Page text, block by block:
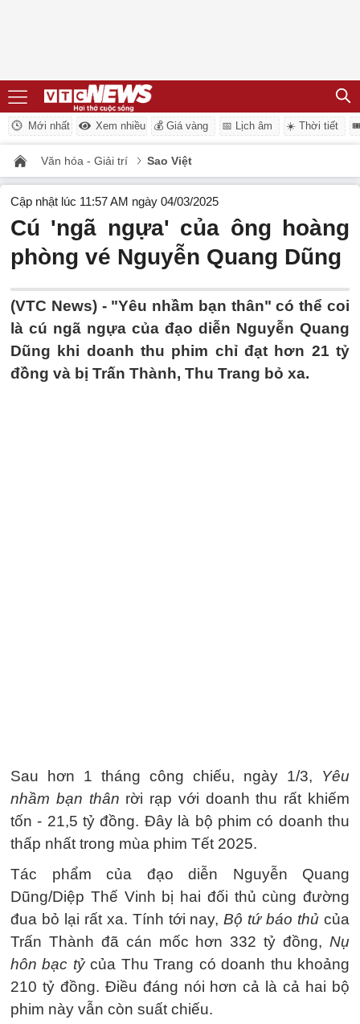
Mới nhất Xem nhiều 💰 Giá vàng 📅 Lịch âm ☀️ Thời tiết
Văn hóa - Giải trí Sao Việt
Cập nhật lúc 11:57 AM ngày 04/03/2025
Cú 'ngã ngựa' của ông hoàng
phòng vé Nguyễn Quang Dũng
(VTC News) - "Yêu nhầm bạn thân" có thể coi
là cú ngã ngựa của đạo diễn Nguyễn Quang
Dũng khi doanh thu phim chỉ đạt hơn 21 tỷ
đồng và bị Trấn Thành, Thu Trang bỏ xa.
Sau hơn 1 tháng công chiếu, ngày 1/3, Yêu
nhầm bạn thân rời rạp với doanh thu rất khiếm
tốn - 21,5 tỷ đồng. Đây là bộ phim có doanh thu
thấp nhất trong mùa phim Tết 2025.
Tác phẩm của đạo diễn Nguyễn Quang
Dũng/Diệp Thế Vinh bị hai đối thủ cùng đường
đua bỏ lại rất xa. Tính tới nay,Bộ tứ báo thủ của
Trấn Thành đã cán mốc hơn 332 tỷ đồng, Nụ
hôn bạc tỷcủa Thu Trang có doanh thu khoảng
210 tỷ đồng. Điều đáng nói hơn cả là cả hai bộ
phim này vẫn còn suất chiếu.